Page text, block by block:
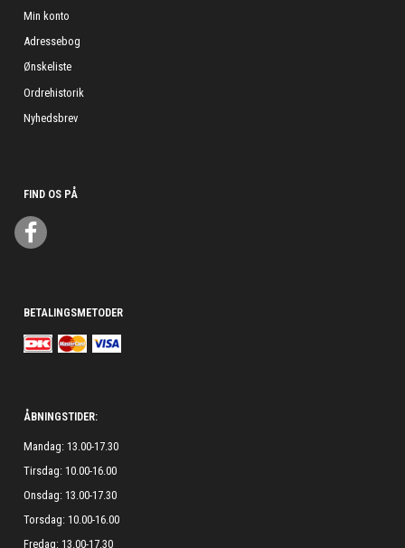
Min konto
Adressebog
Ønskeliste
Ordrehistorik
Nyhedsbrev
FIND OS PÅ
BETALINGSMETODER
ÅBNINGSTIDER:
Mandag: 13.00-17.30
Tirsdag: 10.00-16.00
Onsdag: 13.00-17.30
Torsdag: 10.00-16.00
Fredag: 13.00-17.30